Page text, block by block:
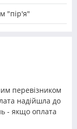
"пір'я"
перевізником
надійшла до
- якщо оплата